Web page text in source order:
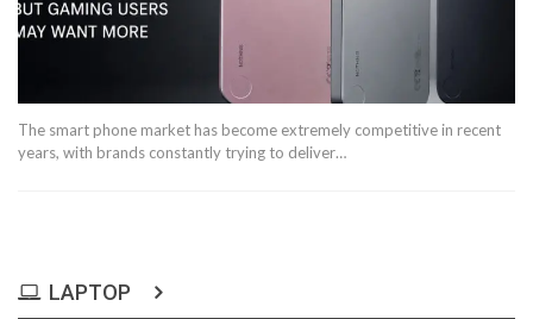
The smart phone market has become extremely competitive in recent
years, with brands constantly trying to deliver…
LAPTOP